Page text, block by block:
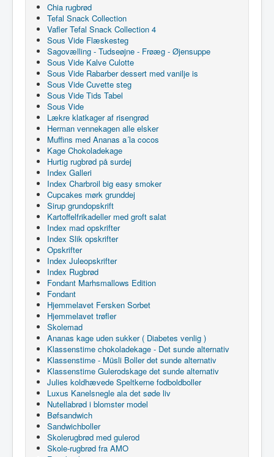
Chia rugbrød
Tefal Snack Collection
Vafler Tefal Snack Collection 4
Sous Vide Flæskesteg
Sagovælling - Tudseøjne - Frøæg - Øjensuppe
Sous Vide Kalve Culotte
Sous Vide Rabarber dessert med vanilje is
Sous Vide Cuvette steg
Sous Vide Tids Tabel
Sous Vide
Lækre klatkager af risengrød
Herman vennekagen alle elsker
Muffins med Ananas a´la cocos
Kage Chokoladekage
Hurtig rugbrød på surdej
Index Galleri
Index Charbroil big easy smoker
Cupcakes mørk grunddej
Sirup grundopskrift
Kartoffelfrikadeller med groft salat
Index mad opskrifter
Index Slik opskrifter
Opskrifter
Index Juleopskrifter
Index Rugbrød
Fondant Marhsmallows Edition
Fondant
Hjemmelavet Fersken Sorbet
Hjemmelavet trøfler
Skolemad
Ananas kage uden sukker ( Diabetes venlig )
Klassenstime chokoladekage - Det sunde alternativ
Klassenstime - Müsli Boller det sunde alternativ
Klassenstime Gulerodskage det sunde alternativ
Julies koldhævede Speltkerne fodboldboller
Luxus Kanelsnegle ala det søde liv
Nutellabrød i blomster model
Bøfsandwich
Sandwichboller
Skolerugbrød med gulerod
Skole-rugbrød fra AMO